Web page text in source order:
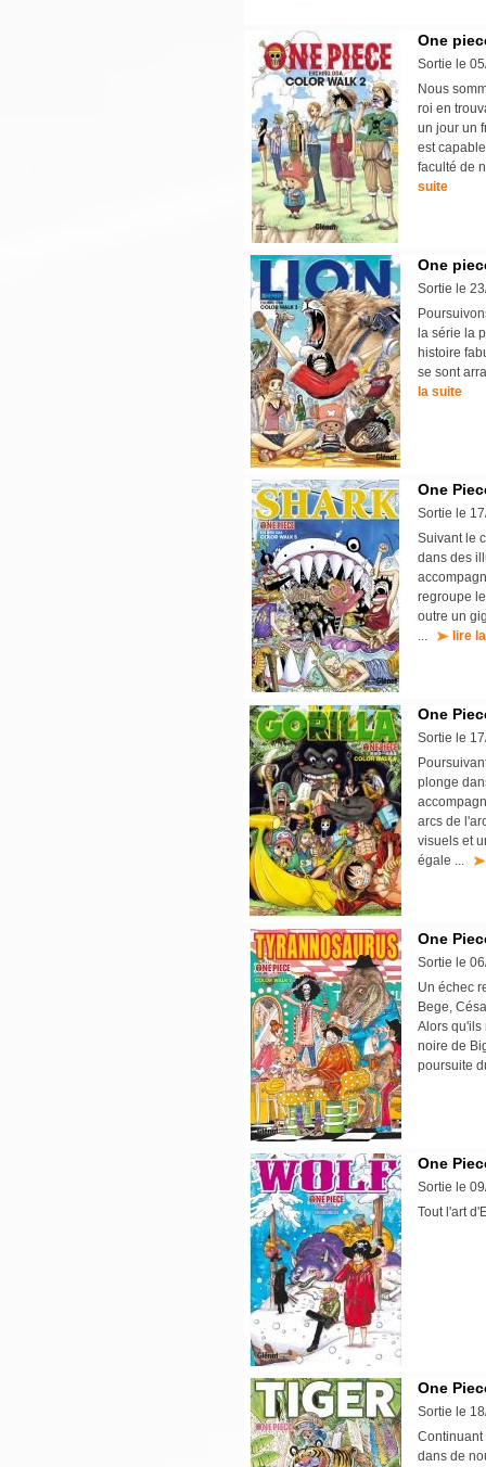
One
Sortie le
Nous
roi en
un jour un
est
faculté de
suite
One
Sortie le
la série la
histoire
se sont
la suite
One
Sortie le
Suivant le
dans des
regroupe
outre un
...
lire
One
Sortie le
plonge
arcs de
visuels et
égale ...
One
Sortie le
Un échec
Bege,
Alors qu'ils
noire de
poursuite
One
Sortie le
Tout l'art
One
Sortie le
Continuant
dans de